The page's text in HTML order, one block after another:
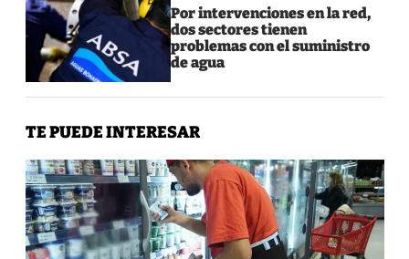
Por intervenciones en la red,
dos sectores tienen
problemas con el suministro
de agua
TE PUEDE INTERESAR